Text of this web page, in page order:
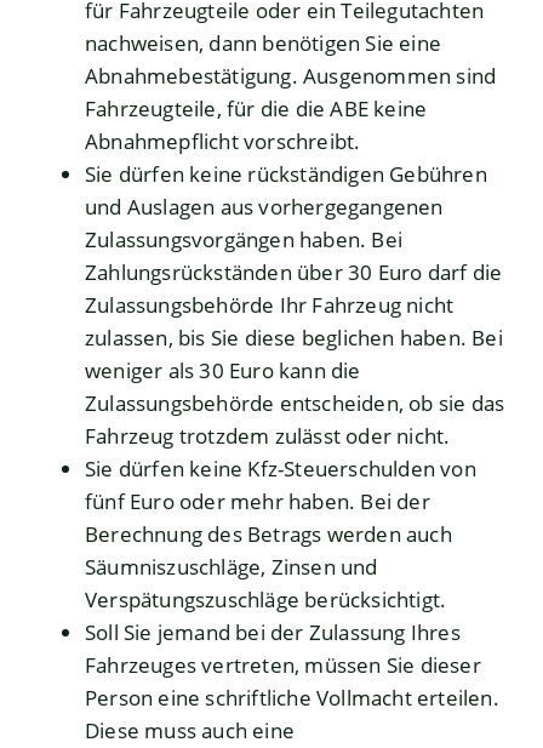
für Fahrzeugteile oder ein Teilegutachten
nachweisen, dann benötigen Sie eine
Abnahmebestätigung. Ausgenommen sind
Fahrzeugteile, für die die ABE keine
Abnahmepflicht vorschreibt.
Sie dürfen keine rückständigen Gebühren
und Auslagen aus vorhergegangenen
Zulassungsvorgängen haben. Bei
Zahlungsrückständen über 30 Euro darf die
Zulassungsbehörde Ihr Fahrzeug nicht
zulassen, bis Sie diese beglichen haben. Bei
weniger als 30 Euro kann die
Zulassungsbehörde entscheiden, ob sie das
Fahrzeug trotzdem zulässt oder nicht.
Sie dürfen keine Kfz-Steuerschulden von
fünf Euro oder mehr haben. Bei der
Berechnung des Betrags werden auch
Säumniszuschläge, Zinsen und
Verspätungszuschläge berücksichtigt.
Soll Sie jemand bei der Zulassung Ihres
Fahrzeuges vertreten, müssen Sie dieser
Person eine schriftliche Vollmacht erteilen.
Diese muss auch eine